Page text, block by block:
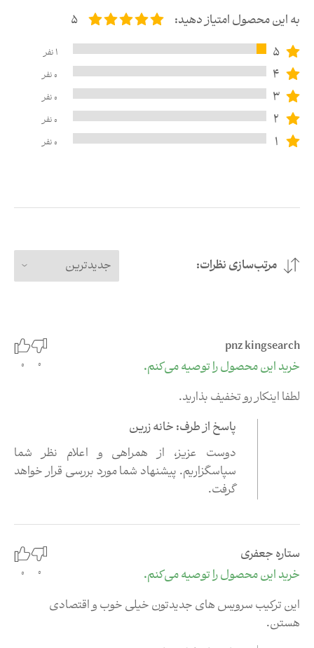
به این محصول امتیاز دهید:
5
5
1نفر
4
0نفر
3
0نفر
2
0نفر
1
0نفر
مرتب‌سازی نظرات: جدیدترین
pnz kingsearch
خرید این محصول را توصیه می‌کنم.
0
0
لطفا اینکار رو تخفیف بذارید.
پاسخ از طرف: خانه زرین
دوست عزیز،‌ از همراهی و اعلام نظر شما
سپاسگزاریم. پیشنهاد شما مورد بررسی قرار خواهد
گرفت.
ستاره جعفری
خرید این محصول را توصیه می‌کنم.
0
0
این ترکیب سرویس های جدیدتون خیلی خوب و اقتصادی
هستن.